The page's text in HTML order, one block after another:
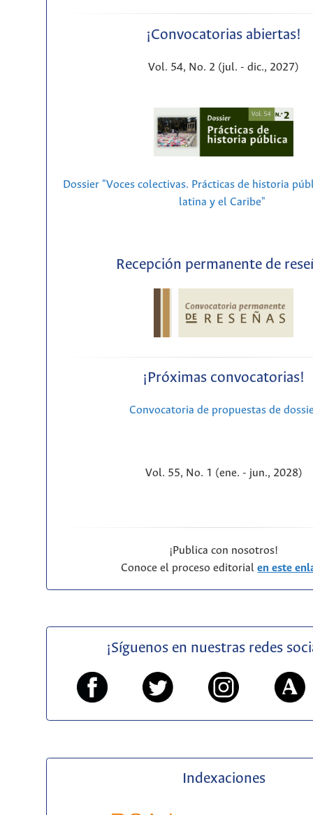
¡Convocatorias abiertas!
Vol. 54, No. 2 (jul. - dic., 2027)
Dossier "Voces colectivas. Prácticas de historia
latina y el Caribe"
Recepción permanente de
¡Próximas convocatorias!
Convocatoria de propuestas de
Vol. 55, No. 1 (ene. - jun., 2028)
¡Publica con nosotros!
Conoce el proceso editorialen este
¡Síguenos en nuestras redes
Indexaciones